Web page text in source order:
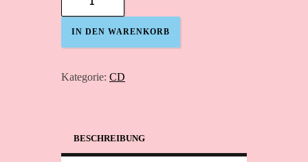
"Spuckepack"
-
Kinderlieder
IN DEN WARENKORB
Kategorie: CD
BESCHREIBUNG